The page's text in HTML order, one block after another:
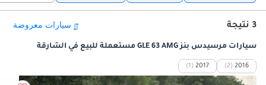
3 نتيجة
سيارات مرسيدس بنز GLE 63 AMG مستعملة للبيع في الشارقة
2016
(2)
2017
(1)